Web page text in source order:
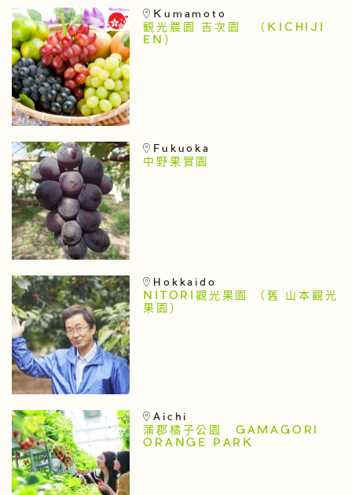
Kumamoto
観光農園 吉次園 （KICHIJI
EN）
Fukuoka
中野果實園
Hokkaido
NITORI觀光果園 （舊 山本觀光
果園）
Aichi
蒲郡橘子公園 GAMAGORI
ORANGE PARK